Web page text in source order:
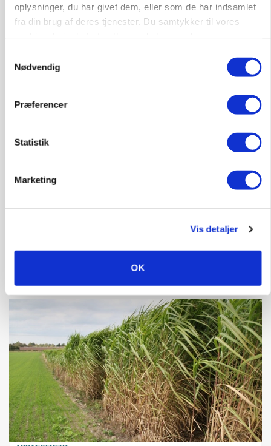
oplysninger, du har givet dem, eller som de har indsamlet
fra din brug af deres tjenester. Du samtykker til vores
Nødvendig
Præferencer
Statistik
Marketing
Vis detaljer
OK
Annonce
Det er en uskik at udlægge et røgslør om